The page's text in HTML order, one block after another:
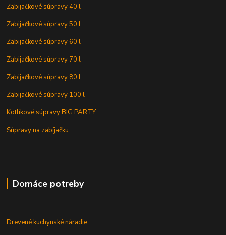
Zabijačkové súpravy 40 l
Zabijačkové súpravy 50 l
Zabijačkové súpravy 60 l
Zabijačkové súpravy 70 l
Zabijačkové súpravy 80 l
Zabijačkové súpravy 100 l
Kotlíkové súpravy BIG PARTY
Súpravy na zabíjačku
Domáce potreby
Drevené kuchynské náradie